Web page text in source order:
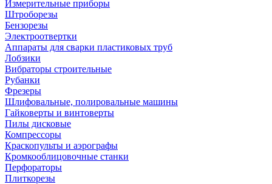
Измерительные приборы
Штроборезы
Бензорезы
Электроотвертки
Аппараты для сварки пластиковых труб
Лобзики
Вибраторы строительные
Рубанки
Фрезеры
Шлифовальные, полировальные машины
Гайковерты и винтоверты
Пилы дисковые
Компрессоры
Краскопульты и аэрографы
Кромкооблицовочные станки
Перфораторы
Плиткорезы